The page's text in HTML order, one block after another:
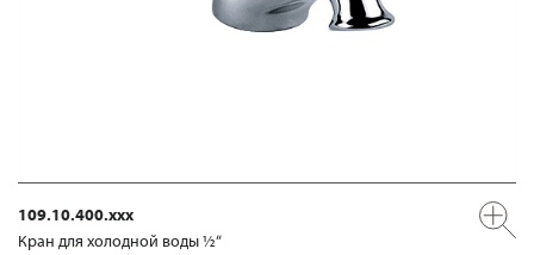
109.10.400.xxx
Кран для холодной воды ½“